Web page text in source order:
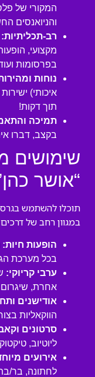
המקורי של
והניואנסים
רב-תכליתיות:
מקצועי,
בפרסומות
נוחות
איכותי)
תוך דקות!
תמיכה
בקצב, דברו
שימושים
“אושר
תוכלו להשתמש
במגוון רחב של דרכים
הופעות חיות:
בכל מערכת
ערבי קריוקי:
אחרת, שיגרום
אודישנים
הווקאליות
סרטונים
ליוטיוב,
אירועים
לחתונה, בר/בת